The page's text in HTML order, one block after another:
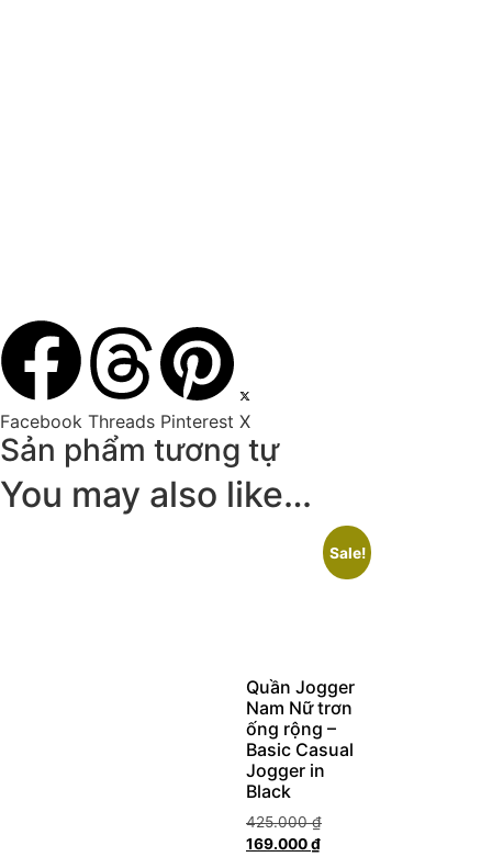
Facebook Threads Pinterest X
Sản phẩm tương tự
You may also like…
Sale!
Quần Jogger
Nam Nữ trơn
ống rộng –
Basic Casual
Jogger in
Black
425.000₫
169.000₫